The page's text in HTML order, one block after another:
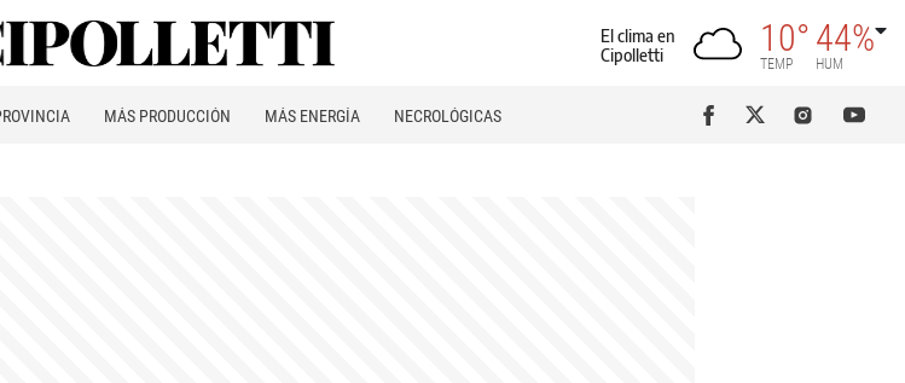
El clima en
Cipolletti
10°
TEMP
44%
HUM
MÁS PRODUCCIÓN MÁS ENERGÍA NECROLÓGICAS